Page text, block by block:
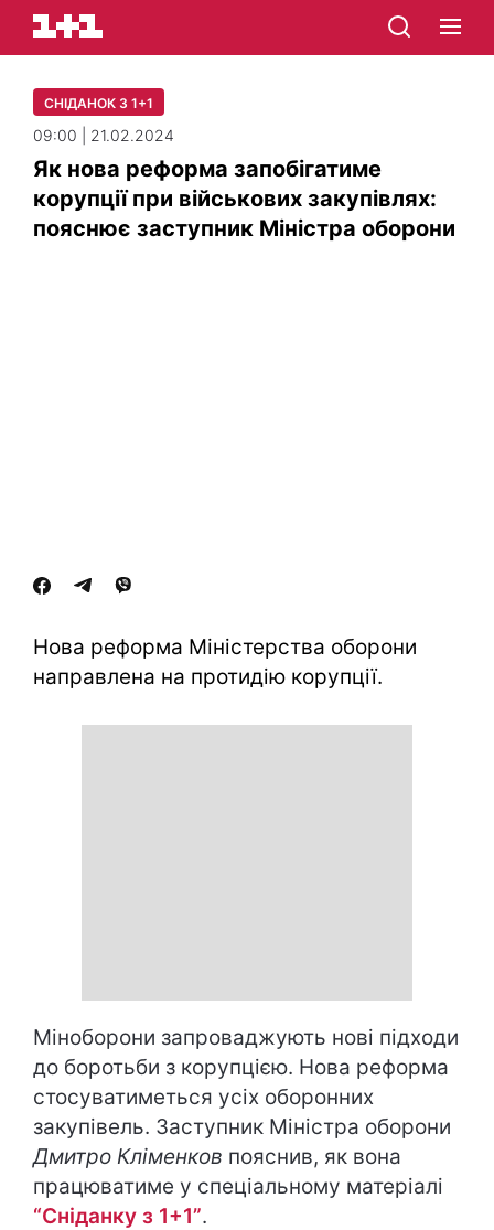
СНІДАНОК З 1+1
09:00 | 21.02.2024
Як нова реформа запобігатиме
корупції при військових закупівлях:
пояснює заступник Міністра оборони
Нова реформа Міністерства оборони
направлена на протидію корупції.
Міноборони запроваджують нові підходи
до боротьби з корупцією. Нова реформа
стосуватиметься усіх оборонних
закупівель. Заступник Міністра оборони
Дмитро Кліменков пояснив, як вона
працюватиме у спеціальному матеріалі
“Сніданку з 1+1”.